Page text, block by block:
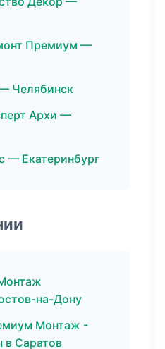
Премиум —
Челябинск
Архи —
— Екатеринбург
на-Дону
Монтаж -
в Саратов